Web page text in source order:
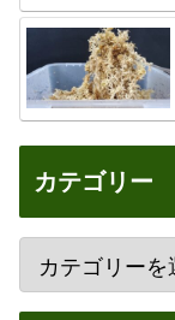
カテゴリー